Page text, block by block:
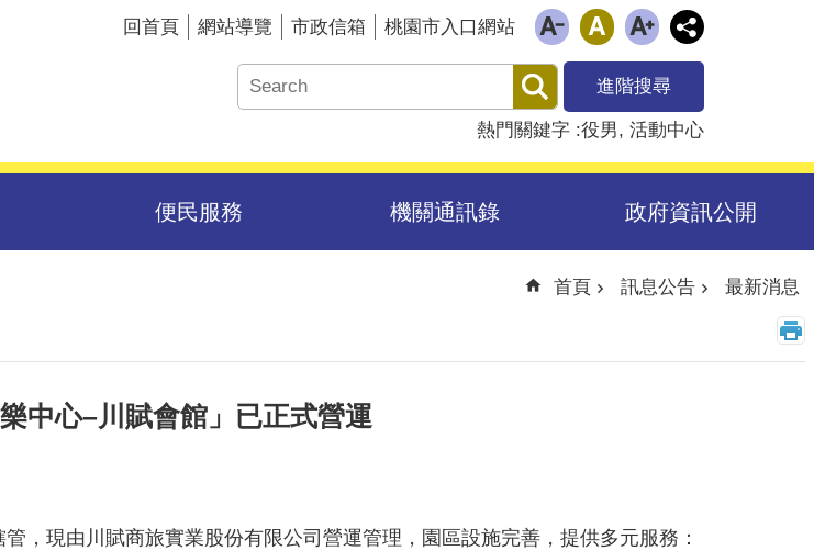
回首頁 網站導覽 市政信箱 桃園市入口網站
進階搜尋
熱門關鍵字 役男 活動中心
便民服務 機關通訊錄 政府資訊公開
首頁 訊息公告 最新消息
中心–川賦會館」已正式營運
，現由川賦商旅實業股份有限公司營運管理，園區設施完善，提供多元服務：